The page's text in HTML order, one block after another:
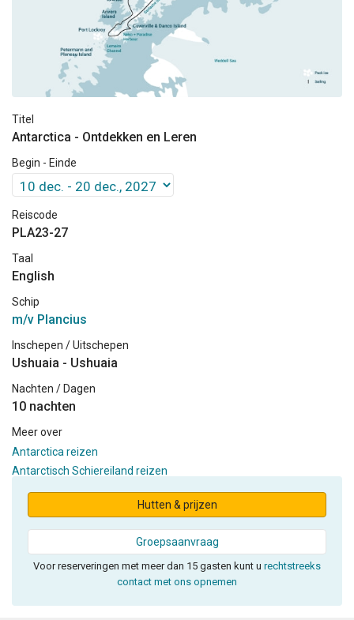
Titel
Antarctica - Ontdekken en Leren
Begin - Einde
Reiscode
PLA23-27
Taal
English
Schip
m/v Plancius
Inschepen / Uitschepen
Ushuaia - Ushuaia
Nachten / Dagen
10 nachten
Meer over
Antarctica reizen
Antarctisch Schiereiland reizen
Hutten & prijzen
Groepsaanvraag
Voor reserveringen met meer dan 15 gasten kunt u rechtstreeks
contact met ons opnemen